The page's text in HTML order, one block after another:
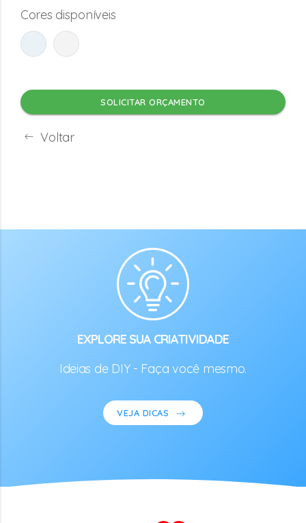
Cores disponíveis
SOLICITAR ORÇAMENTO
Voltar
EXPLORE SUA CRIATIVIDADE
Ideias de DIY - Faça você mesmo.
VEJA DICAS